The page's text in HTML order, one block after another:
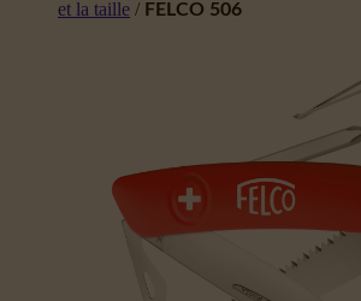
et la taille / FELCO 506